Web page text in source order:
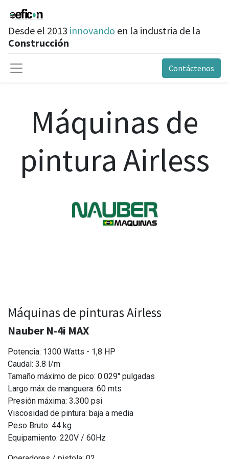
Desde el 2013 innovando en la industria de la
Construcción
Contáctenos
Máquinas de
pintura Airless
Máquinas de pinturas Airless
Nauber N-4i MAX
Potencia: 1300 Watts - 1,8 HP
Caudal: 3.8 l/m
Tamaño máximo de pico: 0.029" pulgadas
Largo máx de manguera: 60 mts
Presión máxima: 3.300 psi
Viscosidad de pintura: baja a media
Peso Bruto: 44 kg
Equipamiento: 220V / 60Hz